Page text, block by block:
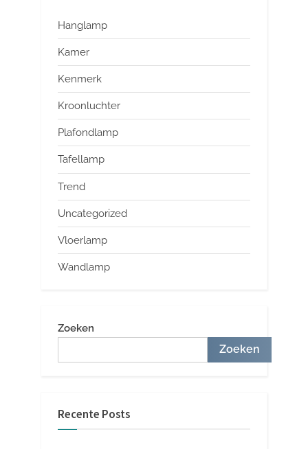
Hanglamp
Kamer
Kenmerk
Kroonluchter
Plafondlamp
Tafellamp
Trend
Uncategorized
Vloerlamp
Wandlamp
Zoeken
Zoeken
Recente Posts